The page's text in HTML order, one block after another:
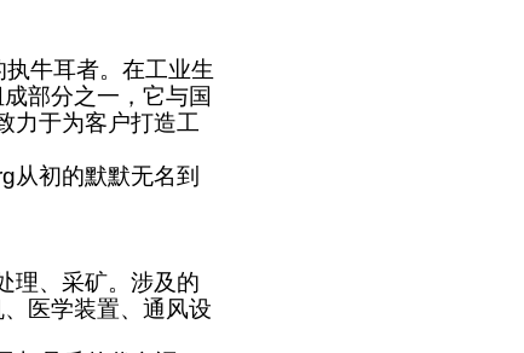
执牛耳者。在工业生
部分之一，它与国
力于为客户打造工
从初的默默无名到
理、采矿。涉及的
医学装置、通风设